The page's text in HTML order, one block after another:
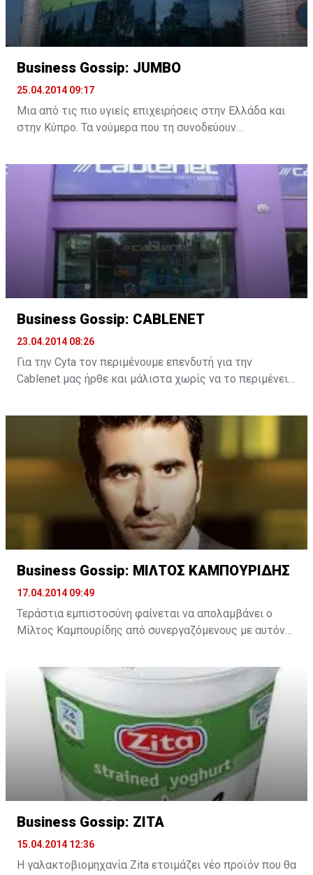
Business Gossip: JUMBO
25.04.2014 09:17
Μια από τις πιο υγιείς επιχειρήσεις στην Ελλάδα και
στην Κύπρο. Τα νούμερα που τη συνοδεύουν
αναφέρουμε ενδεικτικά από τα τελευταία οικονομικά
αποτελέσματα των Jumbo:
• Κύκλος Εργασιών: 502,18 εκατ. ευρώ
• Αποθέματα 176 εκατομμύρια ευρώ
Και υπολογίστε ακόμη ότι τα Jumbo έχασαν
εκατομμύριαστην Κύπρο από το κούρεμα τον περσινό
Μάρτιο.
Business Gossip: CABLENET
23.04.2014 08:26
Για την Cyta τον περιμένουμε επενδυτή για την
Cablenet μας ήρθε και μάλιστα χωρίς να το περιμένει
ζεστό χρήμα στα ταμεία της είναι έτοιμη για
περαιτέρω επενδύσεις στην αγορά (βλέπε κινητή
τηλεφωνία) και αναβάθμισης των υπηρεσιών της
(υψηλότερες ταχύτητες internet και μεγαλύτερη
γεωγραφική κάλυψη).
Το 4play αποτελεί επίσης στοίχημα για την Cablenet
αφού με το 3play μια χαρά έχει πάει μέχρι στιγμής,
μετρώντας ήδη κάπου 45 χιλιάδες πελάτες για το
πακέτο internet-τηλεόραση-σταθερή τηλεφωνία. Καλή
τιμή και καλή ποιότητα, απλή συνταγή για επιτυχία.
Business Gossip: ΜΙΛΤΟΣ ΚΑΜΠΟΥΡΙΔΗΣ
17.04.2014 09:49
Τεράστια εμπιστοσύνη φαίνεται να απολαμβάνει ο
Μίλτος Καμπουρίδης από συνεργαζόμενους με αυτόν
κεφάλαια, αρκετών δεκάδων εκατομμυρίων, που θα
επενδυθούν στον ξενοδοχειακό τομέα της Κύπρου.
Μάλιστα! Πολύ καλά διαβάσατε: θα επενδύσει σε
ξενοδοχεία στην Κύπρο.
Βusiness Gossip: ΖΙΤΑ
15.04.2014 12:36
Η γαλακτοβιομηχανία Zita ετοιμάζει νέο προϊόν που θα